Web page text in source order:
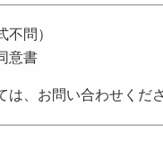
問）
意書
は、お問い合わせくださ